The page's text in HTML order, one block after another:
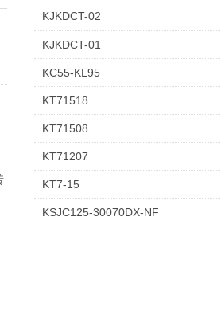
KJKDCT-02
KJKDCT-01
KC55-KL95
KT71518
KT71508
KT71207
KT7-15
KSJC125-30070DX-NF